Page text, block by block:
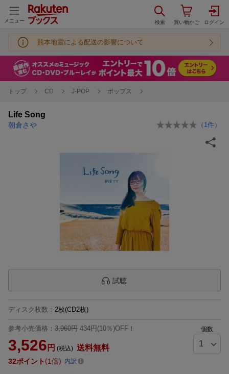
メニュー
熊本地震による配送の影響について
トップ CD J-POP ポップス
Life Song
朝倉さや （ 1 件）
試聴
ディスク枚数 ： 2枚(CD2枚)
参考小売価格： 3,960円 434円(10％)OFF！
3,526 円 (税込) 送料無料
個数
32ポイント 1倍 内訳